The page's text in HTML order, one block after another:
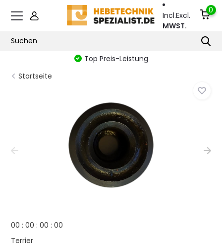
Incl.Excl.
MWST.
0
Top Preis-Leistung
Startseite
00 :00 :00 :00
Terrier